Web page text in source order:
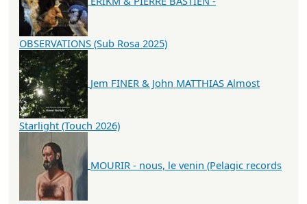
OBSERVATIONS (Sub Rosa 2025)
Jem FINER & John MATTHIAS Almost
Starlight (Touch 2026)
MOURIR - nous, le venin (Pelagic records